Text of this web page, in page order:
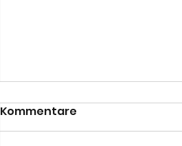
Kommentare